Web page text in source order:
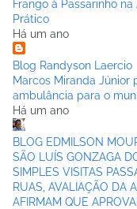
Frango à Passarinho
Prático
Há um ano
Blog Randyson Laercio
Marcos Miranda Júnior
ambulância para o
Há um ano
BLOG EDMILSON
SÃO LUÍS GONZAGA
SIMPLES VISITAS
RUAS, AVALIAÇÃO DA
AFIRMAM QUE